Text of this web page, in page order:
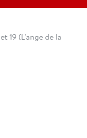
19 (L'ange de la